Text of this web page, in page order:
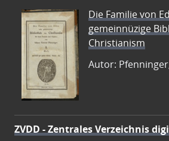
Die Familie von
gemeinnüzige
Christianism
Autor:
ZVDD - Zentrales Verzeichnis